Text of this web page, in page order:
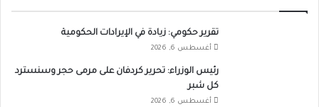
تقرير حكومي: زيادة في الإيرادات الحكومية
أغسطس 6, 2026
رئيس الوزراء: تحرير كردفان على مرمى حجر وسنسترد
كل شبر
أغسطس 6, 2026